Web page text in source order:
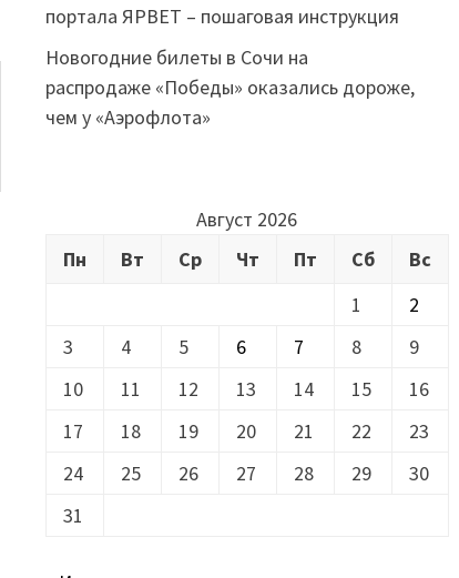
портала ЯРВЕТ – пошаговая инструкция
Новогодние билеты в Сочи на
распродаже «Победы» оказались дороже,
чем у «Аэрофлота»
Август 2026
Пн
Вт Ср Чт Пт Сб
Вс
1
2
3
4 5 6 7 8
9
10
11 12 13 14 15
16
17
18 19 20 21 22
23
24
25 26 27 28 29
30
31